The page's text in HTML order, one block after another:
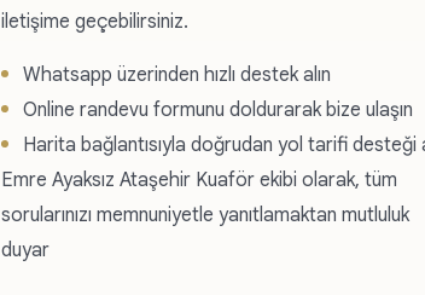
iletişime geçebilirsiniz.
Whatsapp üzerinden hızlı destek alın
Online randevu formunu doldurarak bize ulaşın
Harita bağlantısıyla doğrudan yol tarifi desteği
Emre Ayaksız Ataşehir Kuaför ekibi olarak, tüm
sorularınızı memnuniyetle yanıtlamaktan mutluluk
duyar